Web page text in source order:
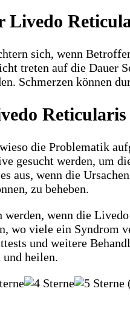
Livedo
sich, wenn
treten auf die Dauer
Schmerzen können
Reticularis
die Problematik
gesucht werden, um
aus, wenn die
zu beheben.
werden, wenn die
wo viele ein Syndrom
und weitere
heilen.